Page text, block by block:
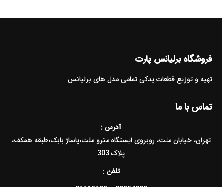
فروشگاه برلیانس پارت
تهیه و توزیع قطعات یدکی تمامی مدل های برلیانس
تماس با ما
آدرس :
تهران، خیابان ملت، روبروی ایستگاه مترو ملت،پاساژ بابک،طبقه همکف،
پلاک 303
تلفن :